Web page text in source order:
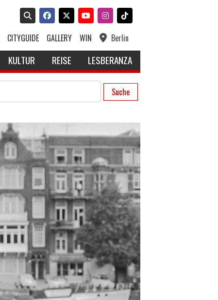
CITYGUIDE GALLERY WIN Berlin
KULTUR REISE LESBERANZA